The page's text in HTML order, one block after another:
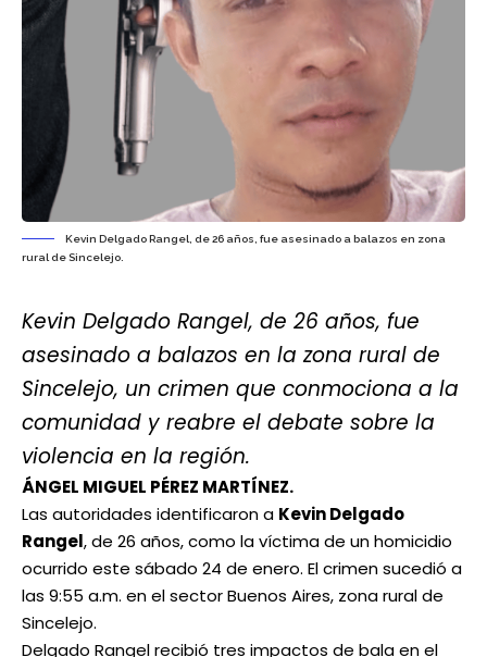
Kevin Delgado Rangel, de 26 años, fue asesinado a balazos en zona
rural de Sincelejo.
Kevin Delgado Rangel, de 26 años, fue
asesinado a balazos en la zona rural de
Sincelejo, un crimen que conmociona a la
comunidad y reabre el debate sobre la
violencia en la región.
ÁNGEL MIGUEL PÉREZ MARTÍNEZ.
Las autoridades identificaron a Kevin Delgado
Rangel, de 26 años, como la víctima de un homicidio
ocurrido este sábado 24 de enero. El crimen sucedió a
las 9:55 a.m. en el sector Buenos Aires, zona rural de
Sincelejo.
Delgado Rangel recibió tres impactos de bala en el